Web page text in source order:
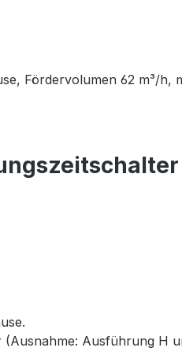
Fördervolumen 62 m³/h,
Ausführung H